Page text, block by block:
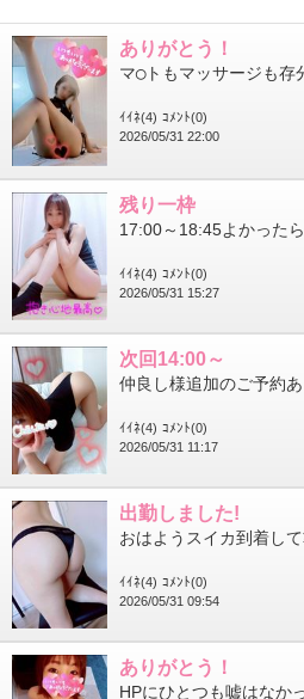
ありがとう！
ｲｲﾈ(4) ｺﾒﾝﾄ(0)
2026/05/31 22:00
残り一枠
17:00～18:45よかったら
ｲｲﾈ(4) ｺﾒﾝﾄ(0)
2026/05/31 15:27
次回14:00～
ｲｲﾈ(4) ｺﾒﾝﾄ(0)
2026/05/31 11:17
出勤しました!
ｲｲﾈ(4) ｺﾒﾝﾄ(0)
2026/05/31 09:54
ありがとう！